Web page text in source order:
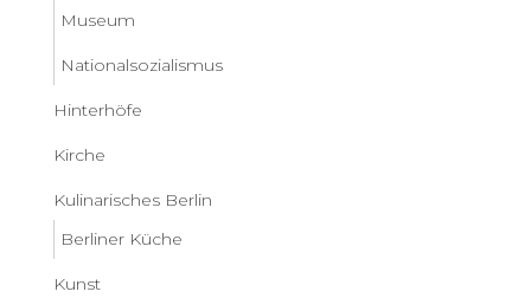
Museum
Nationalsozialismus
Hinterhöfe
Kirche
Kulinarisches Berlin
Berliner Küche
Kunst